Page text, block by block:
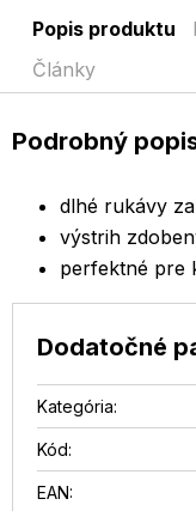
Popis produktu
Články
Podrobný
dlhé rukávy
výstrih
perfektné pre
Dodatočné
Kategória:
Kód:
EAN: